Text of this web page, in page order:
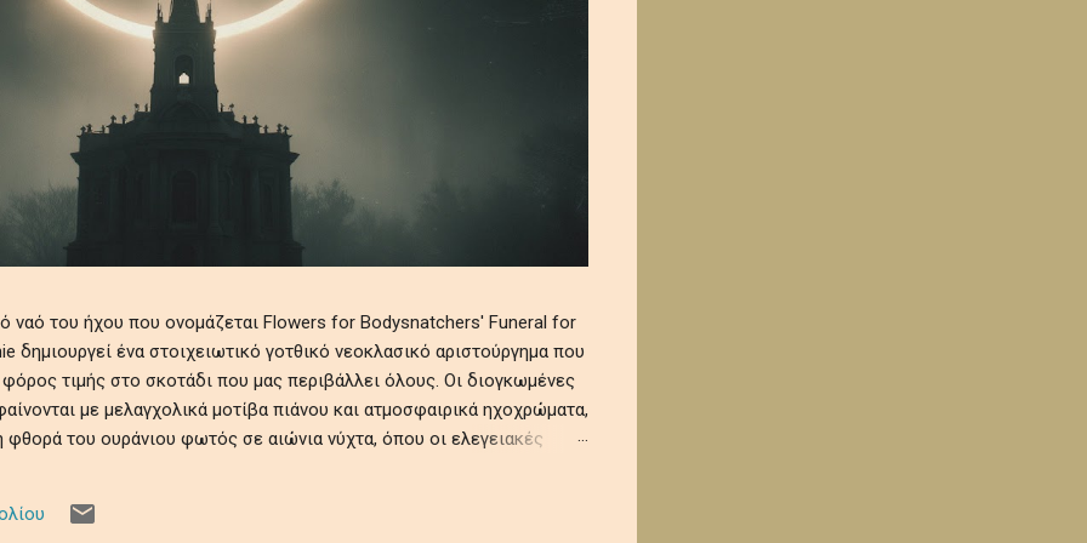
ναό του ήχου που ονομάζεται Flowers for Bodysnatchers' Funeral for
δημιουργεί ένα στοιχειωτικό γοτθικό νεοκλασικό αριστούργημα που
τιμής στο σκοτάδι που μας περιβάλλει όλους. Οι διογκωμένες
με μελαγχολικά μοτίβα πιάνου και ατμοσφαιρικά ηχοχρώματα,
του ουράνιου φωτός σε αιώνια νύχτα, όπου οι ελεγειακές
μεταμορφώνοντας προσωπικές και καθολικές σκιές σε μια